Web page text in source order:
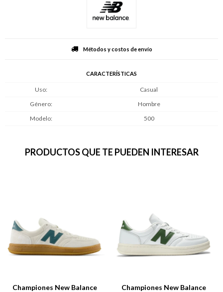
Métodos y costos de envío
CARACTERÍSTICAS
Uso
Casual
Género
Hombre
Modelo
500
PRODUCTOS QUE TE PUEDEN INTERESAR
Championes New Balance
Championes New Balance